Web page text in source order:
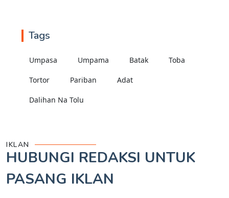
Tags
Umpasa Umpama Batak Toba
Tortor Pariban Adat
Dalihan Na Tolu
IKLAN
HUBUNGI REDAKSI UNTUK
PASANG IKLAN